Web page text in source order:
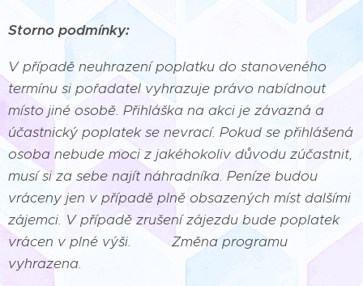
Storno podmínky:
V případě neuhrazení poplatku do stanoveného
termínu si pořadatel vyhrazuje právo nabídnout
místo jiné osobě. Přihláška na akci je závazná a
účastnický poplatek se nevrací. Pokud se přihlášená
osoba nebude moci z jakéhokoliv důvodu zúčastnit,
musí si za sebe najít náhradníka. Peníze budou
vráceny jen v případě plně obsazených míst dalšími
zájemci. V případě zrušení zájezdu bude poplatek
vrácen v plné výši. Změna programu
vyhrazena.